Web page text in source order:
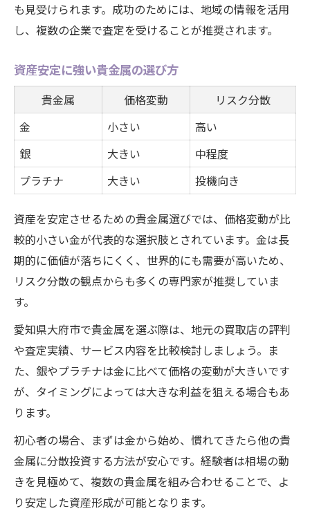
も見受けられます。成功のためには、地域の情報を活用
し、複数の企業で査定を受けることが推奨されます。
資産安定に強い貴金属の選び方
貴金属 価格変動
リスク分散
金
小さい
高い
銀
大きい
中程度
プラチナ
大きい 投機向き
資産を安定させるための貴金属選びでは、価格変動が比
較的小さい金が代表的な選択肢とされています。金は長
期的に価値が落ちにくく、世界的にも需要が高いため、
リスク分散の観点からも多くの専門家が推奨していま
す。
愛知県大府市で貴金属を選ぶ際は、地元の買取店の評判
や査定実績、サービス内容を比較検討しましょう。ま
た、銀やプラチナは金に比べて価格の変動が大きいです
が、タイミングによっては大きな利益を狙える場合もあ
ります。
初心者の場合、まずは金から始め、慣れてきたら他の貴
金属に分散投資する方法が安心です。経験者は相場の動
きを見極めて、複数の貴金属を組み合わせることで、よ
り安定した資産形成が可能となります。